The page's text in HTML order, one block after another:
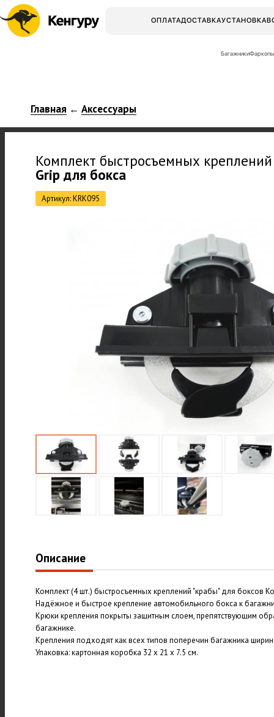
ОПЛАТАДОСТАВКАУСТАНОВКА
БагажникиФаркопы
Главная ← Аксессуары
Комплект быстросъемных
Grip для бокса
Артикул: KRK095
Описание
Комплект (4 шт.) быстросъемных креплений "крабы" для боксов
Надёжное и быстрое крепление автомобильного бокса к
Крюки крепления покрыты защитным слоем, препятствующим
багажнике.
Крепления подходят как всех типов поперечин багажника
Упаковка: картонная коробка 32 х 21 х 7.5 см.